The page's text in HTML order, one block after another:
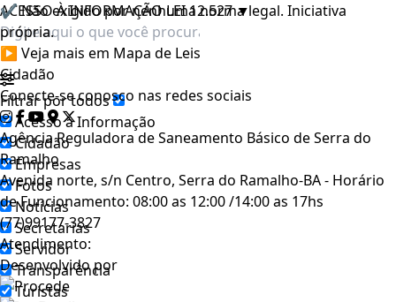
ACESSO À INFORMAÇÃO LEI 12.527▼
Filtrar por todos
Acesso à Informação
Cidadão
Empresas
Fotos
Notícias
Secretarias
Servidor
Transparência
Turistas
✔ Não exigido por nenhuma norma legal. Iniciativa
própria.
▶ Veja mais em Mapa de Leis
Cidadão
Conecte-se conosco nas redes sociais
Agência Reguladora de Saneamento Básico de Serra do
Ramalho
Avenida norte, s/n Centro, Serra do Ramalho-BA - Horário
de Funcionamento: 08:00 as 12:00 /14:00 as 17hs
(77)99177-3827
Atendimento:
Desenvolvido por